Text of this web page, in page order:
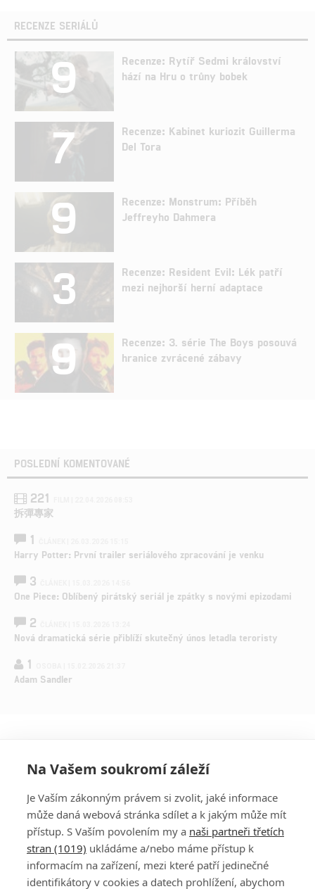
RECENZE SERIÁLŮ
9
Recenze: Rytíř Sedmi království
hází na Hru o trůny bobek
7
Recenze: Kabinet kuriozit Guillerma
Del Tora
9
Recenze: Monstrum: Příběh
Jeffreyho Dahmera
3
Recenze: Resident Evil: Lék patří
mezi nejhorší herní adaptace
9
Recenze: 3. série The Boys posouvá
hranice zvrácené zábavy
POSLEDNÍ KOMENTOVANÉ
221
拆彈專家
1
Harry Potter: První trailer seriálového zpracování je venku
3
One Piece: Oblíbený pirátský seriál je zpátky s novými epizodami
2
Nová dramatická série přiblíží skutečný únos letadla teroristy
1
Adam Sandler
PŘIHLÁSIT
DISKUZE
Na Vašem soukromí záleží
Je Vaším zákonným právem si zvolit, jaké informace
může daná webová stránka sdílet a k jakým může mít
přístup. S Vaším povolením my a naši partneři třetích
stran (1019) ukládáme a/nebo máme přístup k
informacím na zařízení, mezi které patří jedinečné
identifikátory v cookies a datech prohlížení, abychom